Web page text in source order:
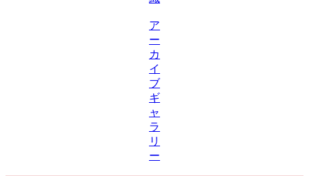
ア
ー
カ
イ
ブ
ギ
ャ
ラ
リ
ー